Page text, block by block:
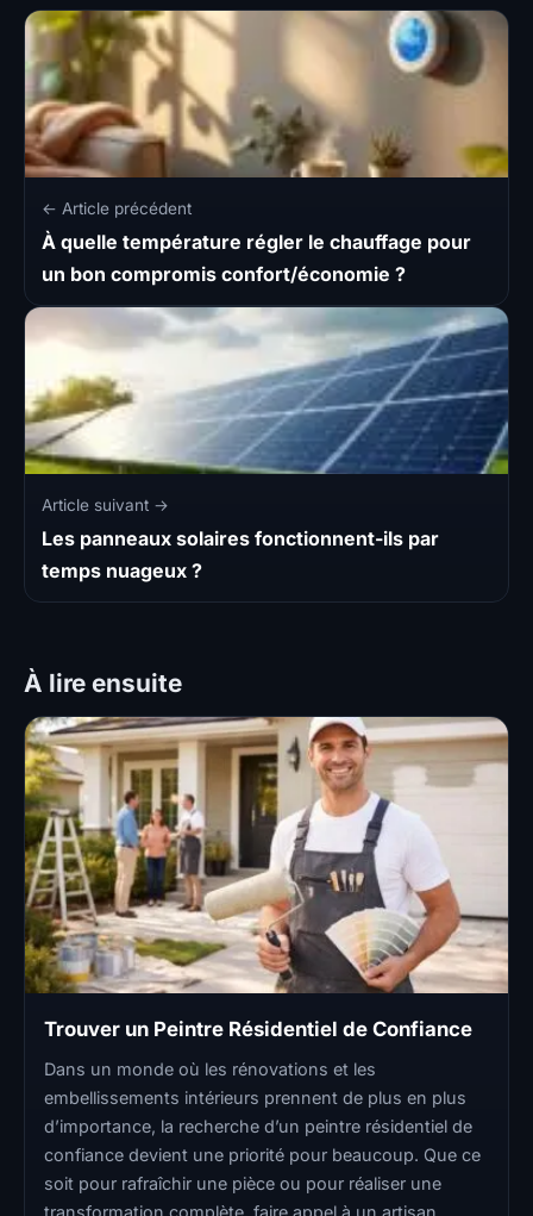
← Article précédent
À quelle température régler le chauffage pour
un bon compromis confort/économie ?
Article suivant →
Les panneaux solaires fonctionnent-ils par
temps nuageux ?
À lire ensuite
Trouver un Peintre Résidentiel de Confiance
Dans un monde où les rénovations et les
embellissements intérieurs prennent de plus en plus
d’importance, la recherche d’un peintre résidentiel de
confiance devient une priorité pour beaucoup. Que ce
soit pour rafraîchir une pièce ou pour réaliser une
transformation complète, faire appel à un artisan